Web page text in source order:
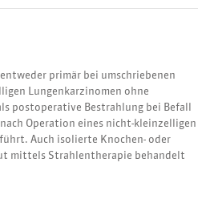
primär bei umschriebenen
Lungenkarzinomen ohne
postoperative Bestrahlung bei Befall
Operation eines nicht-kleinzelligen
Auch isolierte Knochen- oder
mittels Strahlentherapie behandelt